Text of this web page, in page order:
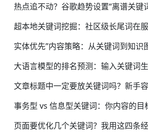
热点追不动？谷歌趋势设置“离谱关键
事务型 vs 信息型关键词：你内容的目